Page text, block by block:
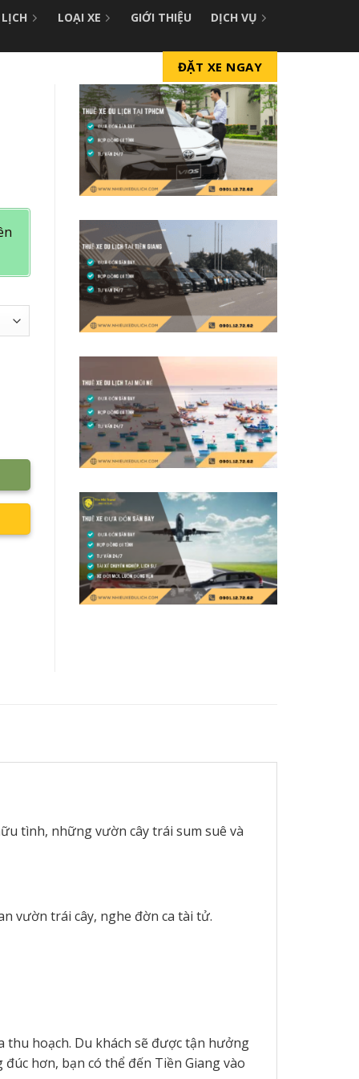
LOẠI XE GIỚI THIỆU DỊCH VỤ
ĐẶT XE NGAY
tình, những vườn cây trái sum suê và
vườn trái cây, nghe đờn ca tài tử.
thu hoạch. Du khách sẽ được tận hưởng
hơn, bạn có thể đến Tiền Giang vào